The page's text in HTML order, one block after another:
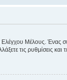
Ελέγχου Μέλους. Ένας
τις ρυθμίσεις και